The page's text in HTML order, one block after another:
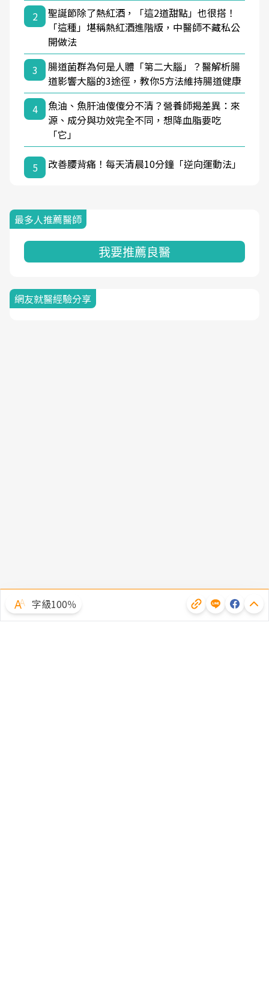
2
聖誕節除了熱紅酒，「這2道甜點」也很搭！
「這種」堪稱熱紅酒進階版，中醫師不藏私公
開做法
3
腸道菌群為何是人體「第二大腦」？醫解析腸
道影響大腦的3途徑，教你5方法維持腸道健康
4
魚油、魚肝油傻傻分不清？營養師揭差異：來
源、成分與功效完全不同，想降血脂要吃
「它」
5 改善腰背痛！每天清晨10分鐘「逆向運動法」
最多人推薦醫師
我要推薦良醫
網友就醫經驗分享
字級100％